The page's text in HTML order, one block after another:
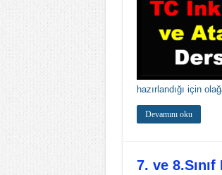
hazırlandığı için
Devamını oku
7. ve